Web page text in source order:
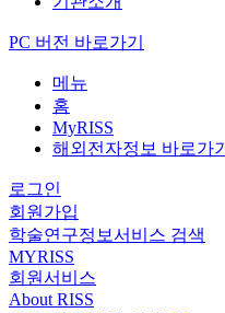
PC 버전 바로가기
메뉴
홈
MyRISS
해외전자정보 바로가기
로그인
회원가입
학술연구정보서비스 검색
MYRISS
회원서비스
About RISS